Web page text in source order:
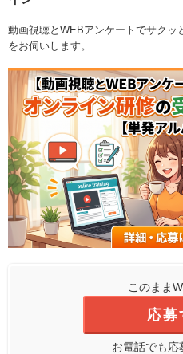
動画視聴とWEBアンケートでサクッ
をお伺いします。
このまま
応募
お電話でも応